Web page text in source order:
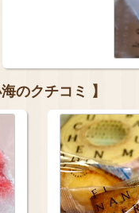
のクチコミ 】